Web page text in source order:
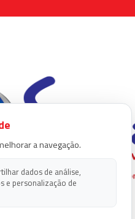
a navegação.
dados de análise,
e personalização de